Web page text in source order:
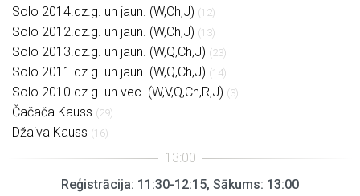
Solo 2014.dz.g. un jaun. (W,Ch,J) (12)
Solo 2012.dz.g. un jaun. (W,Ch,J) (13)
Solo 2013.dz.g. un jaun. (W,Q,Ch,J) (23)
Solo 2011.dz.g. un jaun. (W,Q,Ch,J) (14)
Solo 2010.dz.g. un vec. (W,V,Q,Ch,R,J) (3)
Čačača Kauss (29)
Džaiva Kauss (16)
Reģistrācija: 11:30-12:15, Sākums: 13:00